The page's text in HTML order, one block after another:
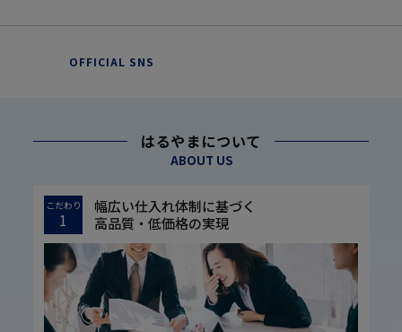
OFFICIAL SNS
はるやまについて
ABOUT US
こだわり
1
幅広い仕入れ体制に基づく
高品質・低価格の実現